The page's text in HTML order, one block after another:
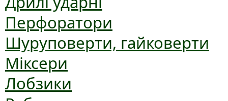
Перфоратори
Шуруповерти, гайковерти
Міксери
Лобзики